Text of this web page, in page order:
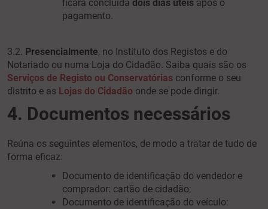
ficará concluída dois dias úteis após o
pagamento.
3.2. Presencialmente, no Instituto dos Registos e do
Notariado ou numa Loja do Cidadão. Saiba quais são os
Serviços de Registo ou Conservatórias conforme o seu
distrito e as Lojas do Cidadão onde se pode dirigir.
4. Documentos necessários
Reúna os seguintes elementos, de modo a tratar de tudo de
forma eficaz:
Documento de identificação do vendedor e
comprador: cartão de cidadão;
Documento de identificação do veículo: